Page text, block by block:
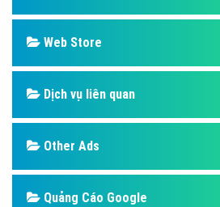
Web Store
Dịch vụ liên quan
Other Ads
Quảng Cáo Google